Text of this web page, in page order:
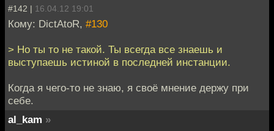
#142 | 16.04.12 19:01
Кому: DictAtoR, #130
> Но ты то не такой. Ты всегда все знаешь и
выступаешь истиной в последней инстанции.
Когда я чего-то не знаю, я своё мнение держу при
себе.
al_kam »